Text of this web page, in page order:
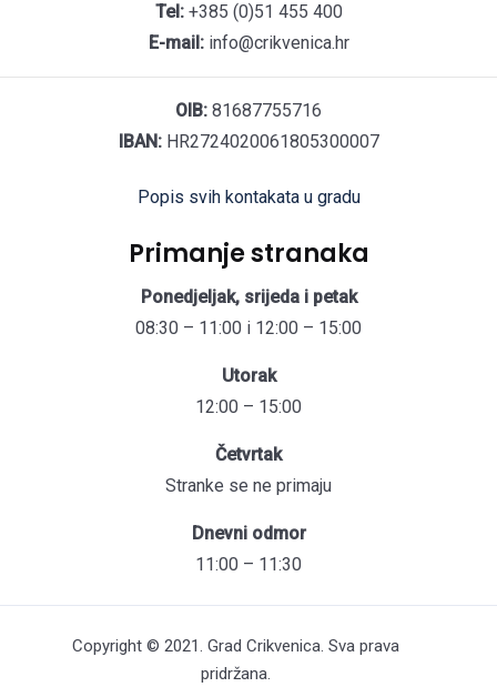
Tel:+385 (0)51 455 400
E-mail:info@crikvenica.hr
OIB: 81687755716
IBAN:HR2724020061805300007
Popis svih kontakata u gradu
Primanje stranaka
Ponedjeljak, srijeda i petak
08:30 – 11:00 i 12:00 – 15:00
Utorak
12:00 – 15:00
Četvrtak
Stranke se ne primaju
Dnevni odmor
11:00 – 11:30
Copyright © 2021. Grad Crikvenica. Sva prava
pridržana.